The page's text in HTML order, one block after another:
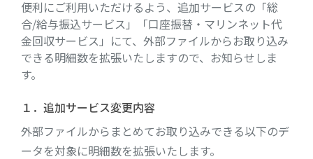
便利にご利用いただけるよう、追加サービスの「総
合/給与振込サービス」「口座振替・マリンネット代
金回収サービス」にて、外部ファイルからお取り込み
できる明細数を拡張いたしますので、お知らせしま
す。
１．追加サービス変更内容
外部ファイルからまとめてお取り込みできる以下のデ
ータを対象に明細数を拡張いたします。